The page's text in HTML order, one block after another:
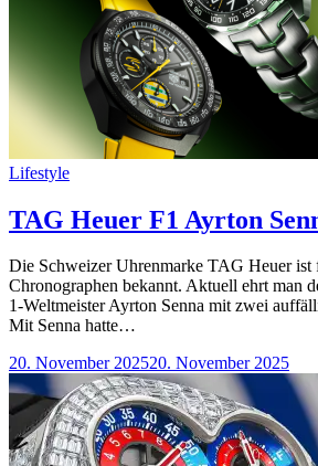
Categories
Lifestyle
TAG Heuer F1 Ayrton
Die Schweizer Uhrenmarke TAG Heuer ist
Chronographen bekannt. Aktuell ehrt man
1-Weltmeister Ayrton Senna mit zwei
Mit Senna hatte…
20. November 202520. November 2025